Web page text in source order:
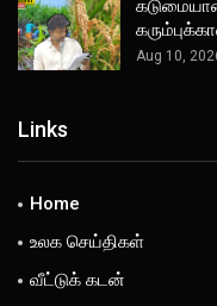
Aug 10,
Links
Home
உலக செய்திகள்
வீட்டுக் கடன்